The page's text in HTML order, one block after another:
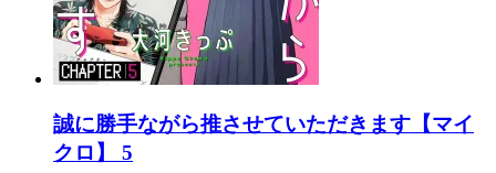
誠に勝手ながら推させていただきます【マイ
クロ】 5